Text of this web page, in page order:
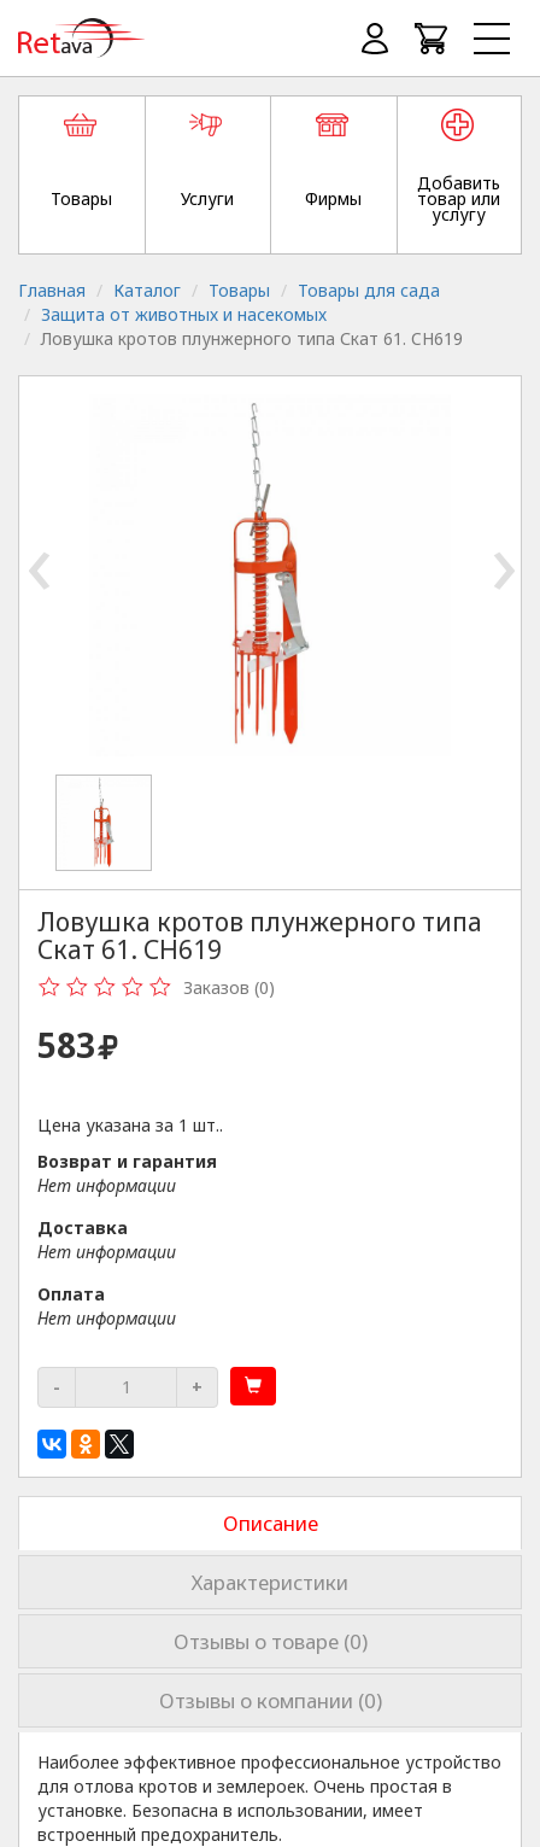
Товары Услуги Фирмы
Добавить
товар или
услугу
Главная Каталог Товары
Товары для сада
Защита от животных и насекомых
Ловушка кротов плунжерного типа Скат 61. CH619
‹ ›
Ловушка кротов плунжерного типа
Скат 61. CH619
Заказов (0)
583
Цена указана за 1 шт..
Возврат и гарантия
Нет информации
Доставка
Нет информации
Оплата
Нет информации
- +
Описание
Характеристики
Отзывы о товаре (0)
Отзывы о компании (0)
Наиболее эффективное профессиональное устройство
для отлова кротов и землероек. Очень простая в
установке. Безопасна в использовании, имеет
встроенный предохранитель.